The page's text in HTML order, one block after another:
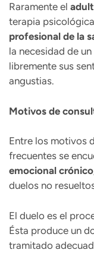
Raramente el
terapia
profesional de la
la necesidad de
libremente sus
angustias.
Motivos de
Entre los motivos
frecuentes se
emocional
duelos no
El duelo es el
Ésta produce un
tramitado